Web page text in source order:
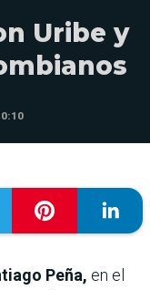
Uribe y
Peña, en el